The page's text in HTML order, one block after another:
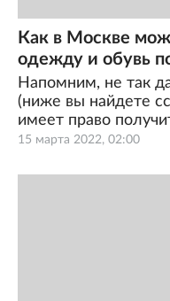
15 марта 2022, 02:00
Как в Москве
одежду и обувь
Напомним, не так
(ниже вы найдете
имеет право